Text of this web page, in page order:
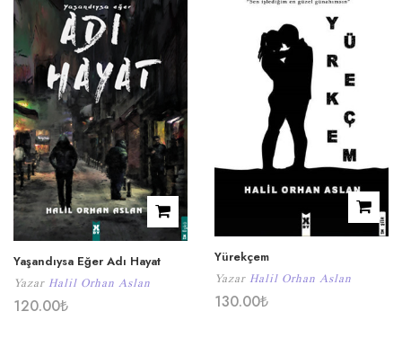
Yaşandıysa Eğer Adı Hayat
Yazar Halil Orhan Aslan
120.00₺
Yürekçem
Yazar Halil Orhan Aslan
130.00₺